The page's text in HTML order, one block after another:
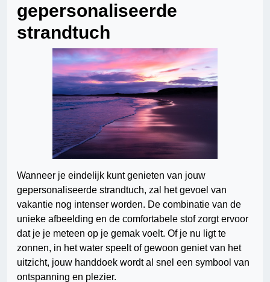
gepersonaliseerde
strandtuch
Wanneer je eindelijk kunt genieten van jouw
gepersonaliseerde strandtuch, zal het gevoel van
vakantie nog intenser worden. De combinatie van de
unieke afbeelding en de comfortabele stof zorgt ervoor
dat je je meteen op je gemak voelt. Of je nu ligt te
zonnen, in het water speelt of gewoon geniet van het
uitzicht, jouw handdoek wordt al snel een symbool van
ontspanning en plezier.